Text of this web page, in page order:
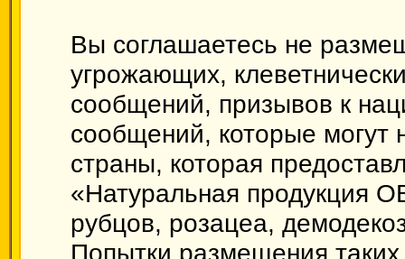
Вы соглашаетесь не
угрожающих,
сообщений, призывов к
сообщений, которые
страны, которая
«Натуральная продукция
рубцов, розацеа,
Попытки размещения